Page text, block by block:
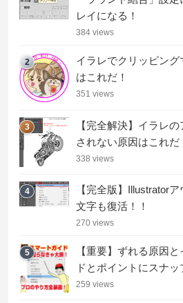
レイになる！
384 views
2
イラレでクリッピン
はこれだ！
351 views
3
【完全解決】イラレ
されない原因はこれだ
338 views
4
【完全版】Illustrator
文字も復活！！
270 views
5
【重要】ずれる原因
ドとポイントにスナ
259 views